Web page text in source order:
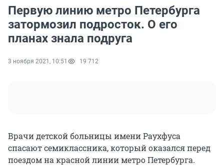
Первую линию метро Петербурга
затормозил подросток. О его
планах знала подруга
3 ноября 2021, 10:51 19 712
Врачи детской больницы имени Раухфуса
спасают семиклассника, который оказался перед
поездом на красной линии метро Петербурга.